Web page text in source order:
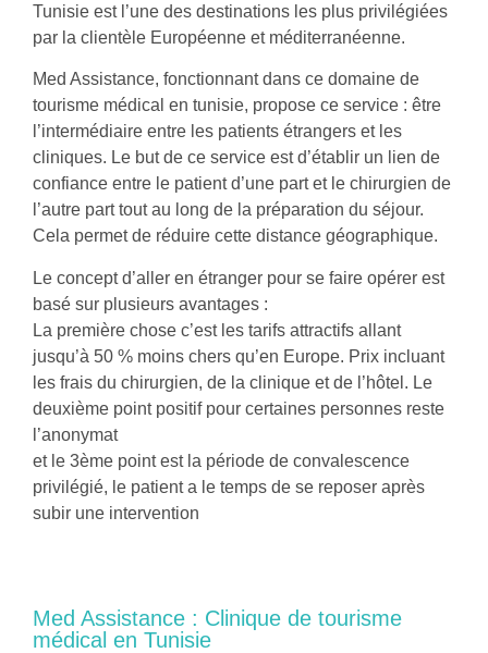
Tunisie est l’une des destinations les plus privilégiées
par la clientèle Européenne et méditerranéenne.
Med Assistance, fonctionnant dans ce domaine de
tourisme médical en tunisie, propose ce service : être
l’intermédiaire entre les patients étrangers et les
cliniques. Le but de ce service est d’établir un lien de
confiance entre le patient d’une part et le chirurgien de
l’autre part tout au long de la préparation du séjour.
Cela permet de réduire cette distance géographique.
Le concept d’aller en étranger pour se faire opérer est
basé sur plusieurs avantages :
La première chose c’est les tarifs attractifs allant
jusqu’à 50 % moins chers qu’en Europe. Prix incluant
les frais du chirurgien, de la clinique et de l’hôtel. Le
deuxième point positif pour certaines personnes reste
l’anonymat
et le 3ème point est la période de convalescence
privilégié, le patient a le temps de se reposer après
subir une intervention
Med Assistance : Clinique de tourisme
médical en Tunisie